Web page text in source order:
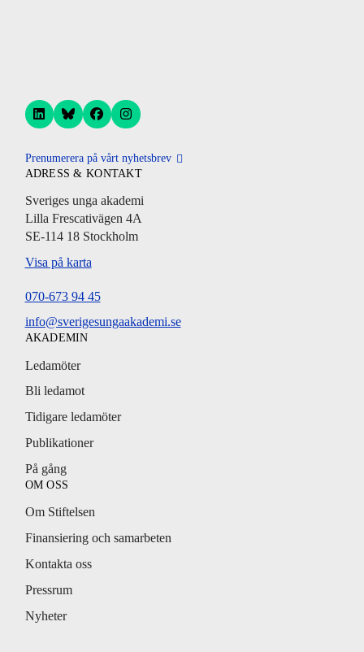
Prenumerera på vårt nyhetsbrev
ADRESS & KONTAKT
Sveriges unga akademi
Lilla Frescativägen 4A
SE-114 18 Stockholm
Visa på karta
070-673 94 45
info@sverigesungaakademi.se
AKADEMIN
Ledamöter
Bli ledamot
Tidigare ledamöter
Publikationer
På gång
OM OSS
Om Stiftelsen
Finansiering och samarbeten
Kontakta oss
Pressrum
Nyheter